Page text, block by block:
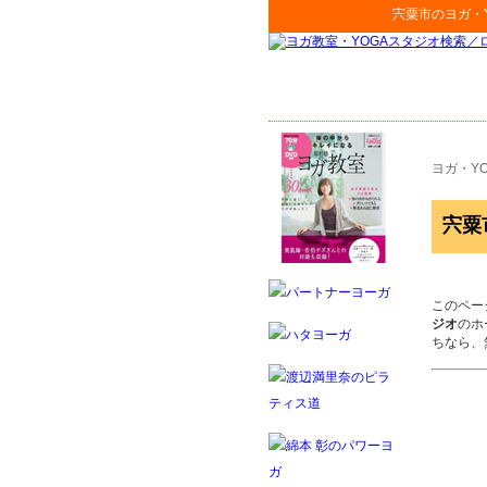
宍粟市のヨガ
ヨガ・
宍粟
このペ
ジオのホ
ちなら